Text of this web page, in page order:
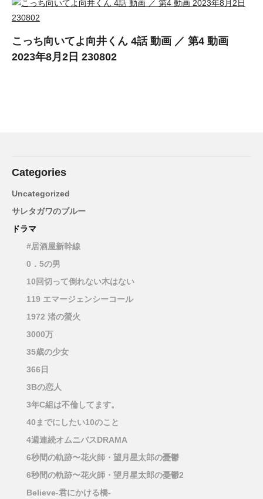
こっち向いてよ向井くん 4話 動画 ／ 第4 動画
2023年8月2日 230802
Categories
Uncategorized
サレタガワのブルー
ドラマ
#居酒屋新幹線
0．5の男
10回切って倒れない木はない
119 エマージェンシーコール
1972 渚の螢火
3000万
35歳の少女
366日
3Bの恋人
3年C組は不倫してます。
40までにしたい10のこと
4週連続オムニバスDRAMA
6秒間の軌跡〜花火師・望月星太郎の憂鬱
6秒間の軌跡〜花火師・望月星太郎の憂鬱2
Believe-君にかける橋-